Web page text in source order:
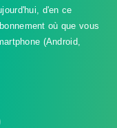
d'en ce
où que vous
(Android,
votre vie
le but de traiter